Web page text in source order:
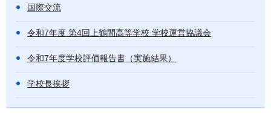
国際交流
令和7年度 第4回上鶴間高等学校 学校運営協議会
令和7年度学校評価報告書（実施結果）
学校長挨拶